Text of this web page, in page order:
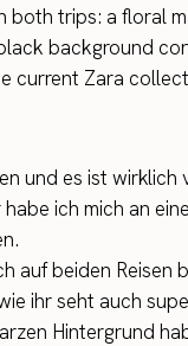
trips: a floral
background
current Zara
und es ist
ich mich an
auf beiden
ihr seht auch
Hintergrund